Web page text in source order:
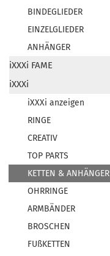
BINDEGLIEDER
EINZELGLIEDER
ANHÄNGER
iXXXi FAME
iXXXi
iXXXi anzeigen
RINGE
CREATIV
TOP PARTS
KETTEN & ANHÄNGER
OHRRINGE
ARMBÄNDER
BROSCHEN
FUßKETTEN